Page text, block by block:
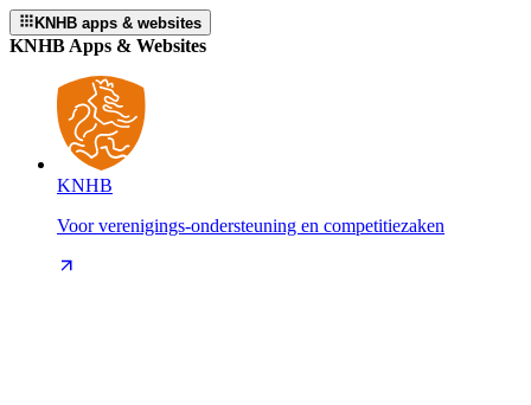
KNHB apps & websites
KNHB Apps & Websites
KNHB
Voor verenigings-ondersteuning en competitiezaken